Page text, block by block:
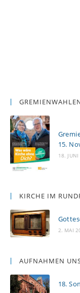
15.
18.
KIRCHE IM
2. MAI
AUFNAHMEN
18.